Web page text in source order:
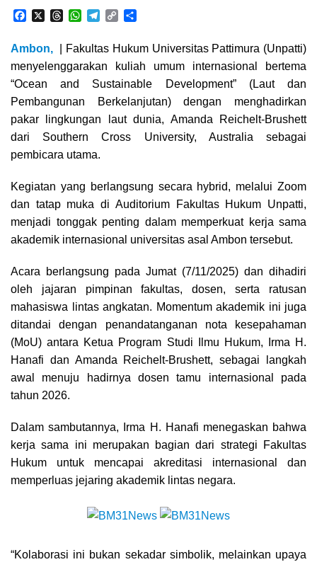
e
b
o
o
k
e
a
d
s
W
t
s
p
e
g
r
a
m
C
y
L
i
n
k
r
e
Ambon,
| Fakultas Hukum Universitas Pattimura (Unpatti)
menyelenggarakan kuliah umum internasional bertema
“Ocean and Sustainable Development” (Laut dan
Pembangunan Berkelanjutan) dengan menghadirkan
pakar lingkungan laut dunia, Amanda Reichelt-Brushett
dari Southern Cross University, Australia sebagai
pembicara utama.
Kegiatan yang berlangsung secara hybrid, melalui Zoom
dan tatap muka di Auditorium Fakultas Hukum Unpatti,
menjadi tonggak penting dalam memperkuat kerja sama
akademik internasional universitas asal Ambon tersebut.
Acara berlangsung pada Jumat (7/11/2025) dan dihadiri
oleh jajaran pimpinan fakultas, dosen, serta ratusan
mahasiswa lintas angkatan. Momentum akademik ini juga
ditandai dengan penandatanganan nota kesepahaman
(MoU) antara Ketua Program Studi Ilmu Hukum, Irma H.
Hanafi dan Amanda Reichelt-Brushett, sebagai langkah
awal menuju hadirnya dosen tamu internasional pada
tahun 2026.
Dalam sambutannya, Irma H. Hanafi menegaskan bahwa
kerja sama ini merupakan bagian dari strategi Fakultas
Hukum untuk mencapai akreditasi internasional dan
memperluas jejaring akademik lintas negara.
“Kolaborasi ini bukan sekadar simbolik, melainkan upaya